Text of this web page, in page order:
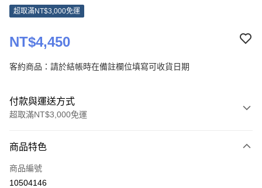
超取滿NT$3,000免運
NT$4,450
客約商品：請於結帳時在備註欄位填寫可收貨日期
付款與運送方式
超取滿NT$3,000免運
信用卡一次付款
Apple Pay
商品特色
商品編號
10504146